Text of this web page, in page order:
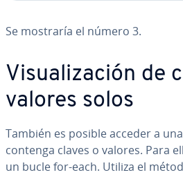
Se mostraría el número 3.
Vi­sua­li­za­ción de
valores solos
También es posible acceder a
contenga claves o valores. Para
un bucle for-each. Utiliza el